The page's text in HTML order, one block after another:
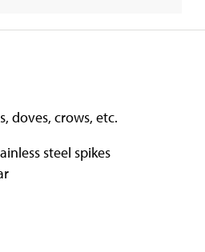
doves, crows, etc.
steel spikes